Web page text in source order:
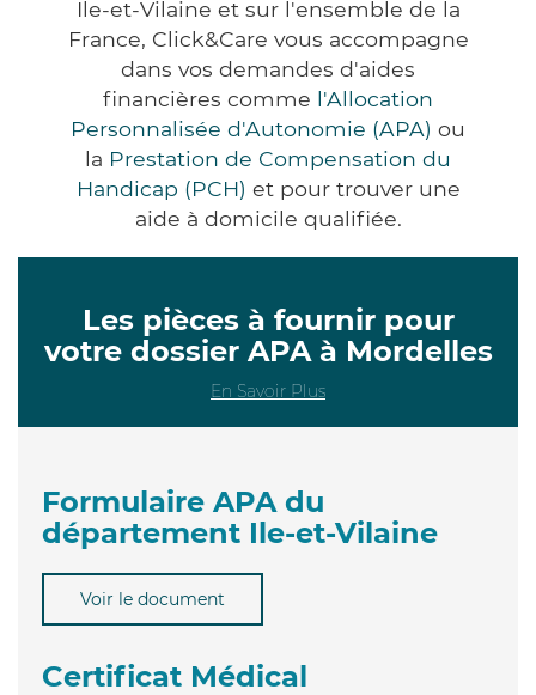
Ile-et-Vilaine et sur l'ensemble de la
France, Click&Care vous accompagne
dans vos demandes d'aides
financières comme l'Allocation
Personnalisée d'Autonomie (APA) ou
la Prestation de Compensation du
Handicap (PCH) et pour trouver une
aide à domicile qualifiée.
Les pièces à fournir pour
votre dossier APA à Mordelles
En Savoir Plus
Formulaire APA du
département Ile-et-Vilaine
Voir le document
Certificat Médical